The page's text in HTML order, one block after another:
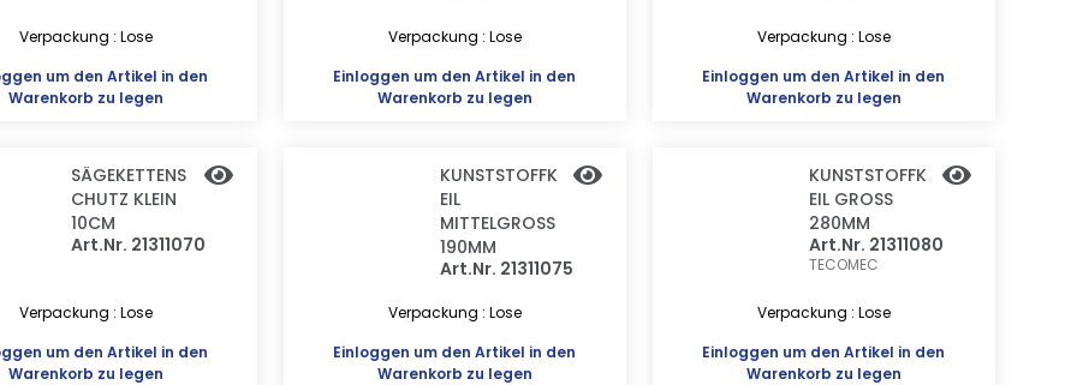
Verpackung : Lose
um den Artikel in den
Warenkorb zu legen
Verpackung : Lose
Einloggen um den Artikel in den
Warenkorb zu legen
Verpackung : Lose
Einloggen um den Artikel in den
Warenkorb zu legen
SÄGEKETTENS
CHUTZ KLEIN
10CM
Art.Nr. 21311070
Verpackung : Lose
um den Artikel in den
Warenkorb zu legen
KUNSTSTOFFK
EIL
MITTELGROSS
190MM
Art.Nr. 21311075
Verpackung : Lose
Einloggen um den Artikel in den
Warenkorb zu legen
KUNSTSTOFFK
EIL GROSS
280MM
Art.Nr. 21311080
TECOMEC
Verpackung : Lose
Einloggen um den Artikel in den
Warenkorb zu legen